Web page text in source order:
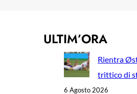
ULTIM’ORA
Rientra
trittico di
6 Agosto 2026